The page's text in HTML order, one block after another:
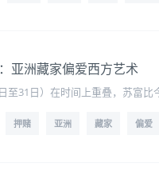
亚洲藏家偏爱西方艺术
至31日）在时间上重叠，苏富比
押赌 亚洲 藏家 偏爱